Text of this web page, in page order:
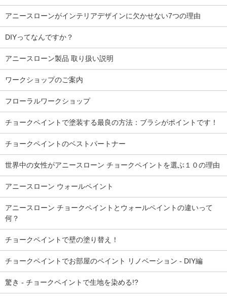
アニースローンがインテリアデザインに欠かせない7つの理由
DIYってなんですか？
アニースローン製品 取り扱い説明
ワークショップのご案内
フローラルワークショップ
チョークペイントで塗装する最良の方法：ブラシがポイントです！
チョークペイントのベストパートナー
世界中の女性がアニースローン チョークペイントを選ぶ１０の理由
アニースローン ウォールペイント
アニースローン チョークペイントとウォールペイントの違いって
何？
チョークペイントで壁の塗り替え！
チョークペイントでお部屋のペイント リノベーション - DIY編
驚き - チョークペイントで生地を染める!?